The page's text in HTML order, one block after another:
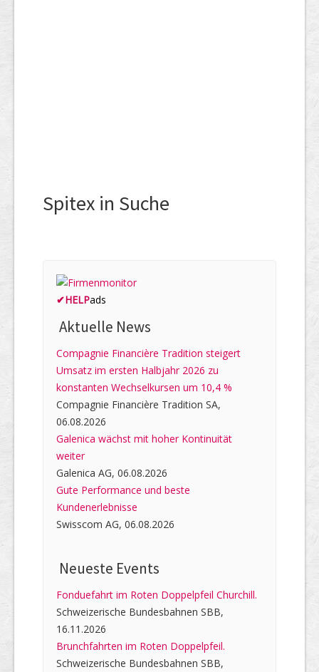
Spitex in Suche
✔HELPads
Aktuelle News
Compagnie Financière Tradition steigert
Umsatz im ersten Halbjahr 2026 zu
konstanten Wechselkursen um 10,4 %
Compagnie Financière Tradition SA,
06.08.2026
Galenica wächst mit hoher Kontinuität
weiter
Galenica AG, 06.08.2026
Gute Performance und beste
Kundenerlebnisse
Swisscom AG, 06.08.2026
Neueste Events
Fonduefahrt im Roten Doppelpfeil Churchill.
Schweizerische Bundesbahnen SBB,
16.11.2026
Brunchfahrten im Roten Doppelpfeil.
Schweizerische Bundesbahnen SBB,